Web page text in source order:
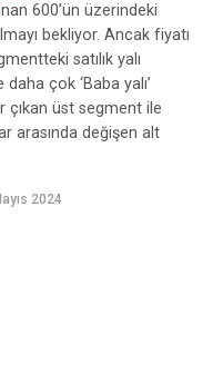
600’ün üzerindeki
bekliyor. Ancak fiyatı
satılık yalı
çok ‘Baba yalı’
çıkan üst segment ile
arasında değişen alt
2024